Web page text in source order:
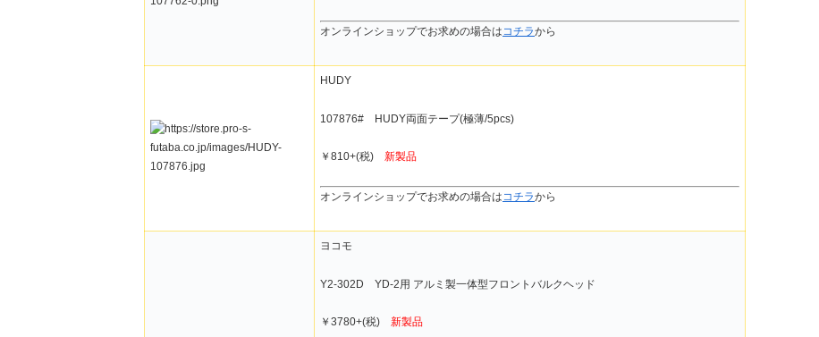
オンラインショップでお求めの場合はコチラから
HUDY
107876# HUDY両面テープ(極薄/5pcs)
￥810+(税) 新製品
オンラインショップでお求めの場合はコチラから
ヨコモ
Y2-302D YD-2用 アルミ製一体型フロントバルクヘッド
￥3780+(税) 新製品